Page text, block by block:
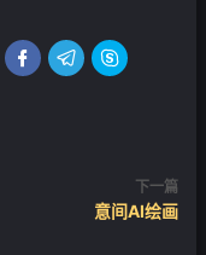
  
下一篇
意间AI绘画